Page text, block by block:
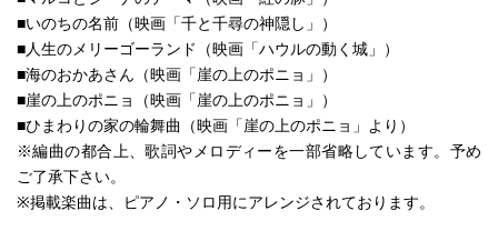
■いのちの名前（映画「千と千尋の神隠し」）
■人生のメリーゴーランド（映画「ハウルの動く城」）
■海のおかあさん（映画「崖の上のポニョ」）
■崖の上のポニョ（映画「崖の上のポニョ」）
■ひまわりの家の輪舞曲（映画「崖の上のポニョ」より）
※編曲の都合上、歌詞やメロディーを一部省略しています。予め
ご了承下さい。
※掲載楽曲は、ピアノ・ソロ用にアレンジされております。